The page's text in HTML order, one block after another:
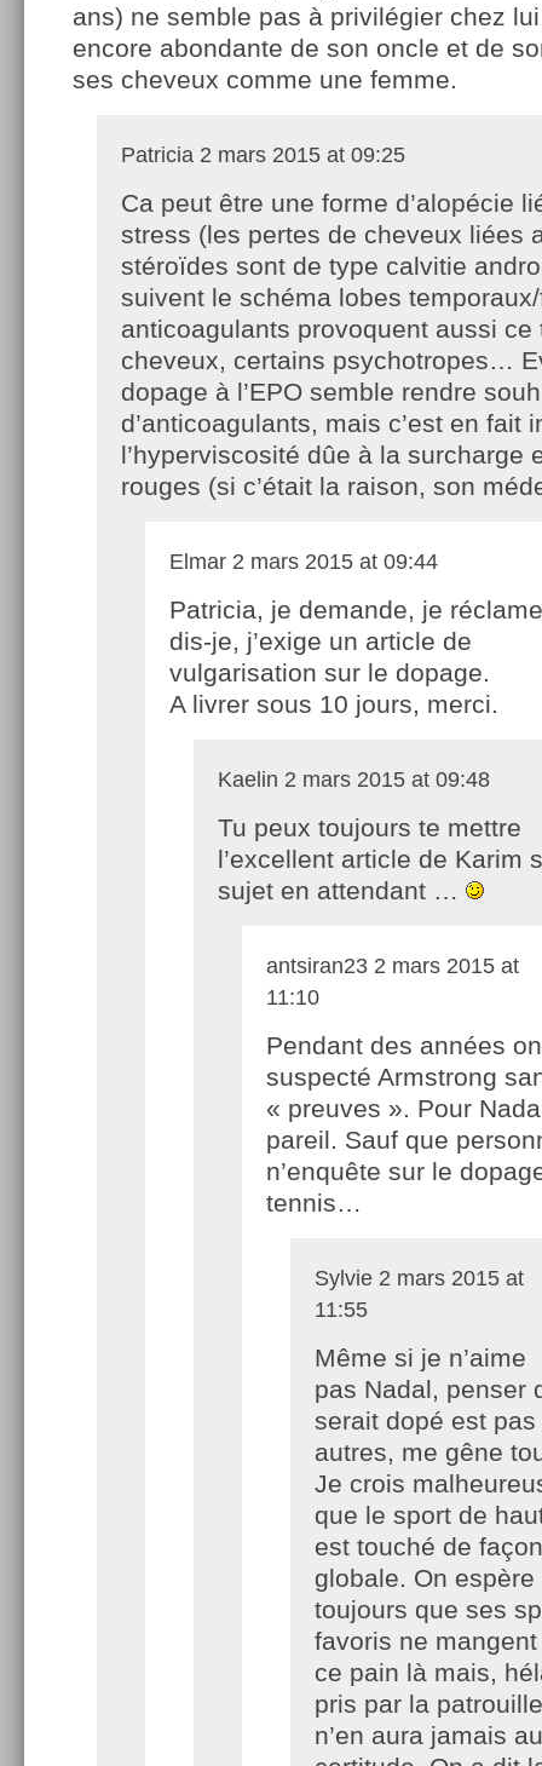
ans) ne semble pas à privilégier chez
encore abondante de son oncle et de
ses cheveux comme une femme.
Patricia 2 mars 2015 at 09:25
Ca peut être une forme d’alopécie
stress (les pertes de cheveux liées
stéroïdes sont de type calvitie
suivent le schéma lobes
anticoagulants provoquent aussi ce
cheveux, certains psychotropes…
dopage à l’EPO semble rendre
d’anticoagulants, mais c’est en fait
l’hyperviscosité dûe à la surcharge
rouges (si c’était la raison, son
Elmar 2 mars 2015 at 09:44
Patricia, je demande, je
dis-je, j’exige un article de
vulgarisation sur le dopage.
A livrer sous 10 jours, merci.
Kaelin 2 mars 2015 at 09:48
Tu peux toujours te mettre
l’excellent article de Karim
sujet en attendant …
antsiran23 2 mars 2015 at
11:10
Pendant des années
suspecté Armstrong
« preuves ». Pour
pareil. Sauf que
n’enquête sur le
tennis…
Sylvie 2 mars 2015 at
11:55
Même si je n’aime
pas Nadal, penser
serait dopé est pas
autres, me gêne
Je crois
que le sport de
est touché de façon
globale. On espère
toujours que ses
favoris ne
ce pain là mais,
pris par la
n’en aura jamais